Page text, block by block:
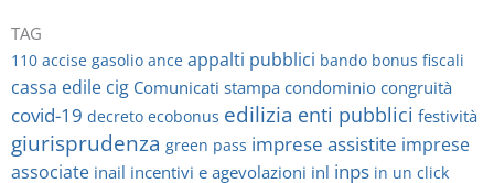
TAG
110 accise gasolio ance appalti pubblici bando bonus fiscali
cassa edile cig Comunicati stampa condominio congruità
covid-19 decreto ecobonus edilizia enti pubblici festività
giurisprudenza green pass imprese assistite imprese
associate inail incentivi e agevolazioni inl inps in un click